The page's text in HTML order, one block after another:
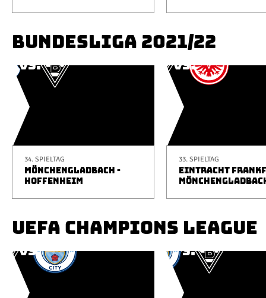
BUNDESLIGA 2021/22
34. SPIELTAG
MÖNCHENGLADBACH -
HOFFENHEIM
33. SPIELTAG
EINTRACHT
UEFA CHAMPIONS LEAGUE